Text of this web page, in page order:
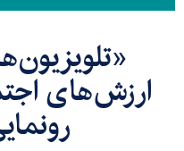
ارزش‌های